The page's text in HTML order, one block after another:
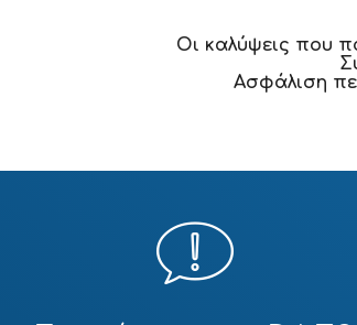
Οι καλύψεις που
Ασφάλιση